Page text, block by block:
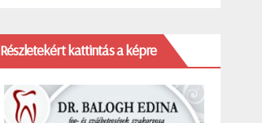
Részletekért kattintás a képre